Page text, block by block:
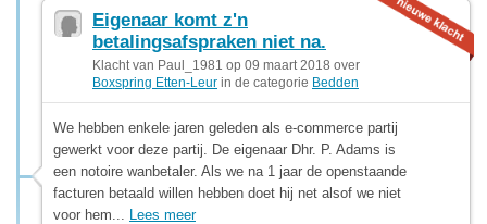
Eigenaar komt z'n
betalingsafspraken niet na.
Klacht van Paul_1981 op 09 maart 2018 over
Boxspring Etten-Leur in de categorie Bedden
We hebben enkele jaren geleden als e-commerce partij
gewerkt voor deze partij. De eigenaar Dhr. P. Adams is
een notoire wanbetaler. Als we na 1 jaar de openstaande
facturen betaald willen hebben doet hij net alsof we niet
voor hem... Lees meer